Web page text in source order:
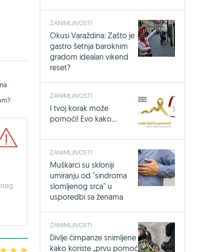
ZANIMLJIVOSTI
Okusi Varaždina: Zašto je
gastro šetnja baroknim
gradom idealan vikend
reset?
ZANIMLJIVOSTI
I tvoj korak može
pomoći! Evo kako...
ZANIMLJIVOSTI
Muškarci su skloniji
umiranju od "sindroma
slomljenog srca" u
usporedbi sa ženama
ZANIMLJIVOSTI
Divlje čimpanze snimljene
kako koriste „prvu pomoć